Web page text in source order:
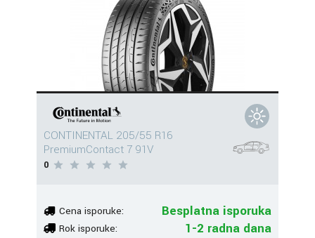
CONTINENTAL 205/55 R16
PremiumContact 7 91V
0
Cena isporuke: Besplatna isporuka
Rok isporuke: 1-2 radna dana